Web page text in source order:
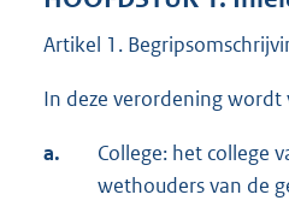
Artikel 1.
In deze verordening wordt
a.
College: het college
wethouders van de